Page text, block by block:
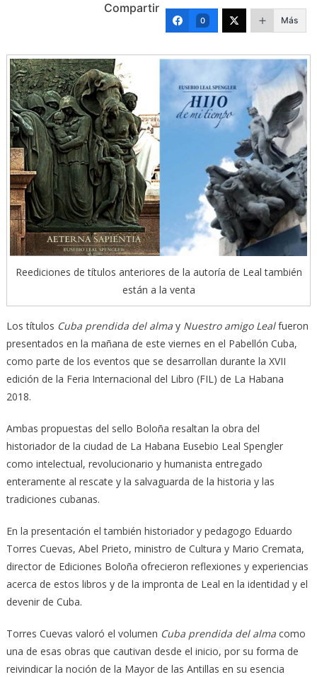
Compartir
0 Más
Reediciones de títulos anteriores de la autoría de Leal también
están a la venta
Los títulos Cuba prendida del almay Nuestro amigo Lealfueron
presentados en la mañana de este viernes en el Pabellón Cuba,
como parte de los eventos que se desarrollan durante la XVII
edición de la Feria Internacional del Libro (FIL) de La Habana
2018.
Ambas propuestas del sello Boloña resaltan la obra del
historiador de la ciudad de La Habana Eusebio Leal Spengler
como intelectual, revolucionario y humanista entregado
enteramente al rescate y la salvaguarda de la historia y las
tradiciones cubanas.
En la presentación el también historiador y pedagogo Eduardo
Torres Cuevas, Abel Prieto, ministro de Cultura y Mario Cremata,
director de Ediciones Boloña ofrecieron reflexiones y experiencias
acerca de estos libros y de la impronta de Leal en la identidad y el
devenir de Cuba.
Torres Cuevas valoró el volumen Cuba prendida del almacomo
una de esas obras que cautivan desde el inicio, por su forma de
reivindicar la noción de la Mayor de las Antillas en su esencia